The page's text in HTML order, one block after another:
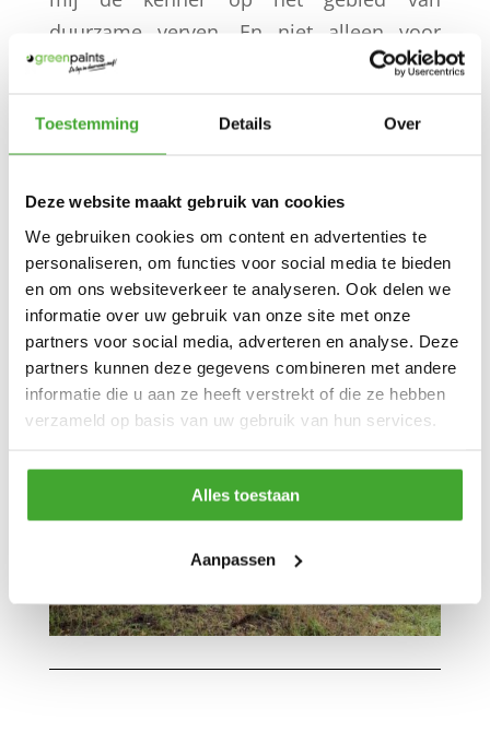
Toestemming Details Over
Deze website maakt gebruik van cookies
We gebruiken cookies om content en advertenties te
personaliseren, om functies voor social media te bieden
en om ons websiteverkeer te analyseren. Ook delen we
informatie over uw gebruik van onze site met onze
partners voor social media, adverteren en analyse. Deze
partners kunnen deze gegevens combineren met andere
informatie die u aan ze heeft verstrekt of die ze hebben
verzameld op basis van uw gebruik van hun services.
Alles toestaan
Aanpassen
duurzame verven. En niet alleen voor
opdrachtgevers, zoals het
naar Greenpaints. Ook voor mijn eigen
schuur heb ik advies en verf van
Greenpaints gebruikt. En recent heb ik een
zelfgemaakte eettafel voor in mijn huis
behandeld met 3 lagen grondverf en lak
van Greenpaints.”